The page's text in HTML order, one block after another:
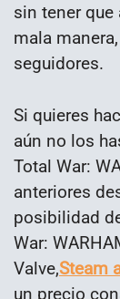
sin tener
mala
seguidores.
Si quieres
aún no los
Total War:
anteriores
posibilidad
War:
Valve,Steam
un precio